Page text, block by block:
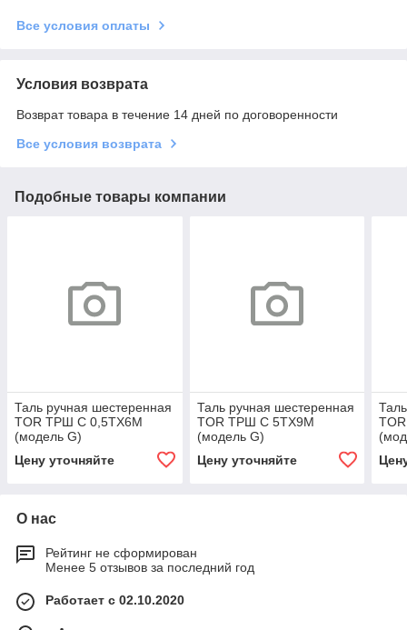
Все условия оплаты
Условия возврата
Возврат товара в течение 14 дней по договоренности
Все условия возврата
Подобные товары компании
Таль ручная шестеренная
TOR ТРШ C 0,5ТХ6М
(модель G)
Цену уточняйте
Таль ручная шестеренная
TOR ТРШ C 5ТХ9М
(модель G)
Цену уточняйте
О нас
Рейтинг не сформирован
Менее 5 отзывов за последний год
Работает с 02.10.2020